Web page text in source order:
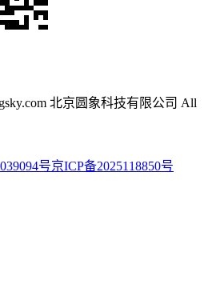
北京圆象科技有限公司 All
号京ICP备2025118850号